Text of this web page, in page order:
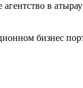
в
бизнес